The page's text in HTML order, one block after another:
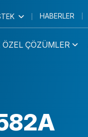
HABERLER
Tablet
ÖZEL ÇÖZÜMLER